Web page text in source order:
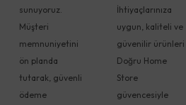
sunuyoruz.
Müşteri
memnuniyetini
ön planda
tutarak, güvenli
ödeme
İhtiyaçlarınıza
uygun, kaliteli ve
güvenilir ürünleri
Doğru Home
Store
güvencesiyle